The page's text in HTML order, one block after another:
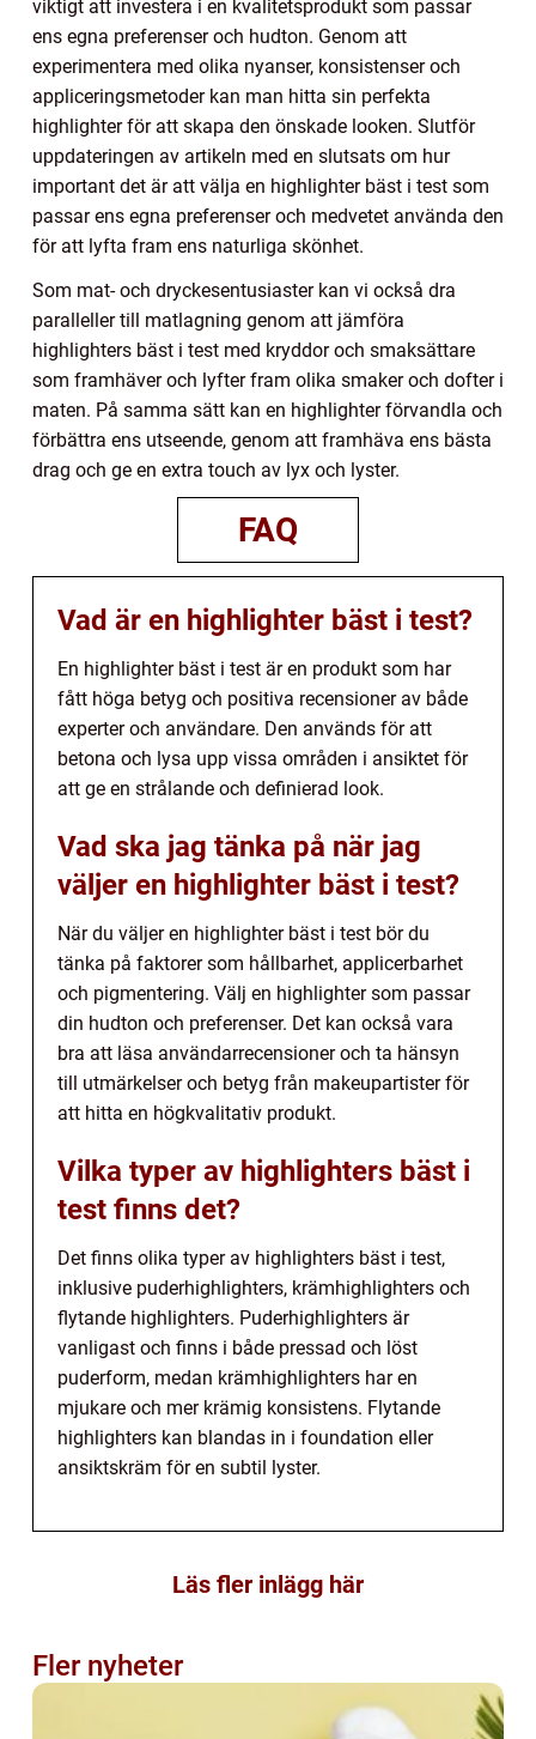
viktigt att investera i en kvalitetsprodukt som passar
ens egna preferenser och hudton. Genom att
experimentera med olika nyanser, konsistenser och
appliceringsmetoder kan man hitta sin perfekta
highlighter för att skapa den önskade looken. Slutför
uppdateringen av artikeln med en slutsats om hur
important det är att välja en highlighter bäst i test som
passar ens egna preferenser och medvetet använda den
för att lyfta fram ens naturliga skönhet.
Som mat- och dryckesentusiaster kan vi också dra
paralleller till matlagning genom att jämföra
highlighters bäst i test med kryddor och smaksättare
som framhäver och lyfter fram olika smaker och dofter i
maten. På samma sätt kan en highlighter förvandla och
förbättra ens utseende, genom att framhäva ens bästa
drag och ge en extra touch av lyx och lyster.
FAQ
Vad är en highlighter bäst i test?
En highlighter bäst i test är en produkt som har
fått höga betyg och positiva recensioner av både
experter och användare. Den används för att
betona och lysa upp vissa områden i ansiktet för
att ge en strålande och definierad look.
Vad ska jag tänka på när jag
väljer en highlighter bäst i test?
När du väljer en highlighter bäst i test bör du
tänka på faktorer som hållbarhet, applicerbarhet
och pigmentering. Välj en highlighter som passar
din hudton och preferenser. Det kan också vara
bra att läsa användarrecensioner och ta hänsyn
till utmärkelser och betyg från makeupartister för
att hitta en högkvalitativ produkt.
Vilka typer av highlighters bäst i
test finns det?
Det finns olika typer av highlighters bäst i test,
inklusive puderhighlighters, krämhighlighters och
flytande highlighters. Puderhighlighters är
vanligast och finns i både pressad och löst
puderform, medan krämhighlighters har en
mjukare och mer krämig konsistens. Flytande
highlighters kan blandas in i foundation eller
ansiktskräm för en subtil lyster.
Läs fler inlägg här
Fler nyheter